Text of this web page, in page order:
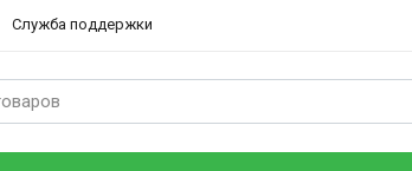
Служба поддержки